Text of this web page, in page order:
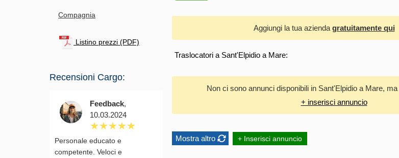
Compagnia
Listino prezzi (PDF)
Recensioni Cargo:
Feedback,
10.03.2024
Personale educato e
competente. Veloci e
Aggiungi la tua azienda gratuitamente qui
Traslocatori a Sant'Elpidio a Mare:
Non ci sono annunci disponibili in Sant'Elpidio a Mare, ma
+ inserisci annuncio
Mostra altro + Inserisci annuncio